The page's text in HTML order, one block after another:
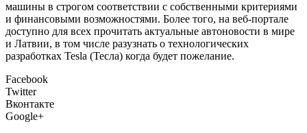
машины в строгом соответствии с собственными критериями
и финансовыми возможностями. Более того, на веб-портале
доступно для всех прочитать актуальные автоновости в мире
и Латвии, в том числе разузнать о технологических
разработках Tesla (Тесла) когда будет пожелание.
Facebook
Twitter
Вконтакте
Google+